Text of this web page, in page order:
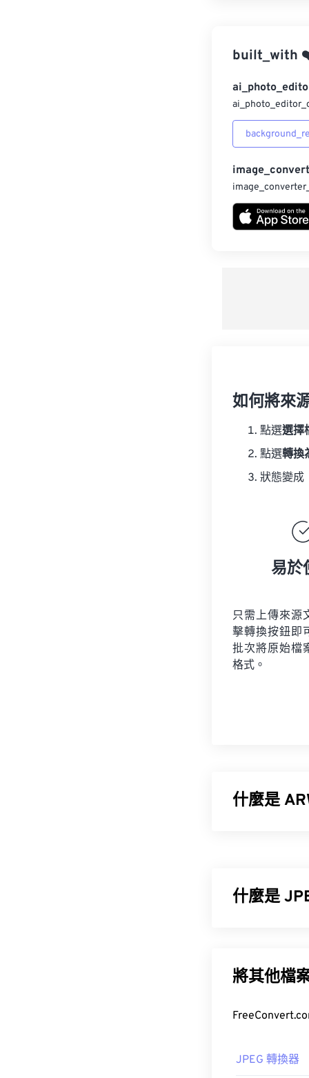
built_with
如何將來
點選選擇
點選轉換
狀態變成
易於
只需上傳來源
擊轉換按鈕即
批次將原始檔
格式。
什麼是
如何開啟
在 Linux/Unix
什麼是
輸和在網站上
式。
將其他檔
JPEG 轉換器